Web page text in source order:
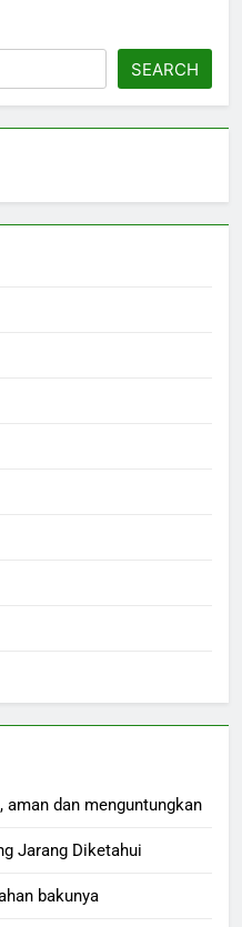
SEARCH
dan menguntungkan
Jarang Diketahui
bakunya